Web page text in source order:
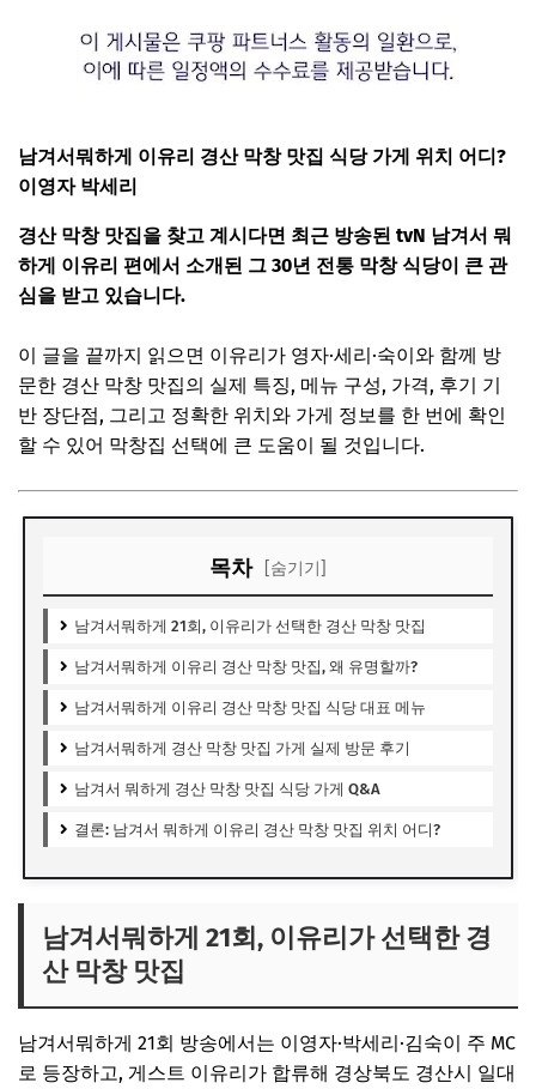
남겨서뭐하게 이유리 경산 막창 맛집 식당 가게 위치 어디?
이영자 박세리
경산 막창 맛집을 찾고 계시다면 최근 방송된 tvN 남겨서 뭐
하게 이유리 편에서 소개된 그 30년 전통 막창 식당이 큰 관
심을 받고 있습니다.
이 글을 끝까지 읽으면 이유리가 영자·세리·숙이와 함께 방
문한 경산 막창 맛집의 실제 특징, 메뉴 구성, 가격, 후기 기
반 장단점, 그리고 정확한 위치와 가게 정보를 한 번에 확인
할 수 있어 막창집 선택에 큰 도움이 될 것입니다.
목차 [숨기기]
남겨서뭐하게 21회, 이유리가 선택한 경산 막창 맛집
남겨서뭐하게 이유리 경산 막창 맛집, 왜 유명할까?
남겨서뭐하게 이유리 경산 막창 맛집 식당 대표 메뉴
남겨서뭐하게 경산 막창 맛집 가게 실제 방문 후기
남겨서 뭐하게 경산 막창 맛집 식당 가게 Q&A
결론: 남겨서 뭐하게 이유리 경산 막창 맛집 위치 어디?
남겨서뭐하게 21회, 이유리가 선택한 경
산 막창 맛집
남겨서뭐하게 21회 방송에서는 이영자·박세리·김숙이 주 MC
로 등장하고, 게스트 이유리가 합류해 경상북도 경산시 일대